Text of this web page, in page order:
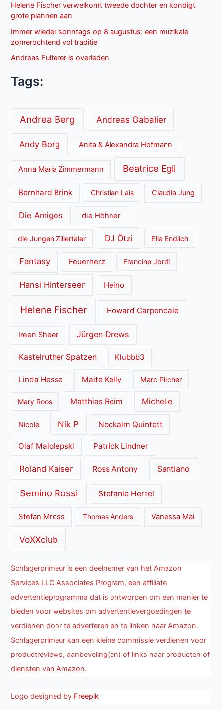
Helene Fischer verwelkomt tweede dochter en kondigt
grote plannen aan
Immer wieder sonntags op 8 augustus: een muzikale
zomerochtend vol traditie
Andreas Fulterer is overleden
Tags:
Andrea Berg Andreas Gabalier
Andy Borg Anita & Alexandra Hofmann
Anna Maria Zimmermann Beatrice Egli
Bernhard Brink Christian Lais Claudia Jung
Die Amigos die Höhner
die Jungen Zillertaler DJ Ötzi Ella Endlich
Fantasy Feuerherz Francine Jordi
Hansi Hinterseer Heino
Helene Fischer Howard Carpendale
Ireen Sheer Jürgen Drews
Kastelruther Spatzen Klubbb3
Linda Hesse Maite Kelly Marc Pircher
Mary Roos Matthias Reim Michelle
Nicole Nik P Nockalm Quintett
Olaf Malolepski Patrick Lindner
Roland Kaiser Ross Antony Santiano
Semino Rossi Stefanie Hertel
Stefan Mross Thomas Anders Vanessa Mai
VoXXclub
Schlagerprimeur is een deelnemer van het Amazon
Services LLC Associates Program, een affiliate
advertentieprogramma dat is ontworpen om een manier te
bieden voor websites om advertentievergoedingen te
verdienen door te adverteren en te linken naar Amazon.
Schlagerprimeur kan een kleine commissie verdienen voor
productreviews, aanbeveling(en) of links naar producten of
diensten van Amazon.
Logo designed by Freepik